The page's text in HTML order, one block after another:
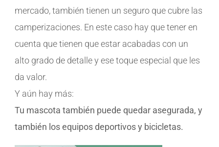
mercado, también tienen un seguro que cubre las
camperizaciones. En este caso hay que tener en
cuenta que tienen que estar acabadas con un
alto grado de detalle y ese toque especial que les
da valor.
Y aún hay más:
Tu mascota también puede quedar asegurada, y
también los equipos deportivos y bicicletas.